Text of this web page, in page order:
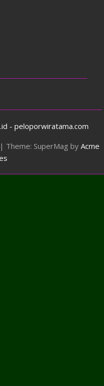
- peloporwiratama.com
| Theme: SuperMag by Acme